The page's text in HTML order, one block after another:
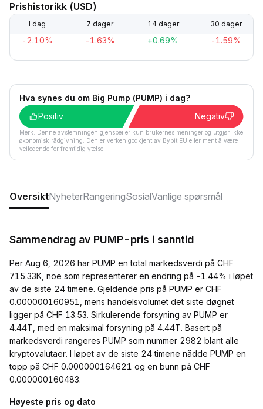
Prishistorikk (USD)
I dag 7 dager 14 dager 30 dager
-2.10% -1.63% +0.69% -1.59%
Hva synes du om Big Pump (PUMP) i dag?
Positiv
Negativ
Merk: Denne avstemningen gjenspeiler kun brukernes meninger og utgjør ikke
økonomisk rådgivning. Den er verken godkjent av Bybit EU eller ment å være
veiledende for fremtidig ytelse.
OversiktNyheterRangeringSosialVanlige spørsmål
Sammendrag av PUMP-pris i sanntid
Per Aug 6, 2026 har PUMP en total markedsverdi på CHF
715.33K, noe som representerer en endring på -1.44% i løpet
av de siste 24 timene. Gjeldende pris på PUMP er CHF
0.000000160951, mens handelsvolumet det siste døgnet
ligger på CHF 13.53. Sirkulerende forsyning av PUMP er
4.44T, med en maksimal forsyning på 4.44T. Basert på
markedsverdi rangeres PUMP som nummer 2982 blant alle
kryptovalutaer. I løpet av de siste 24 timene nådde PUMP en
topp på CHF 0.000000164621 og en bunn på CHF
0.000000160483.
Høyeste pris og dato